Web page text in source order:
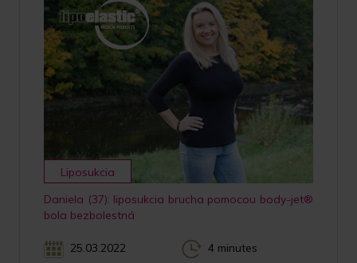
Liposukcia
Daniela (37): liposukcia brucha pomocou body-jet®
bola bezbolestná
25.03.2022 4 minutes